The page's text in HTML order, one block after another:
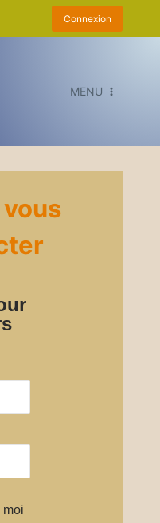
Connexion
MENU
moi